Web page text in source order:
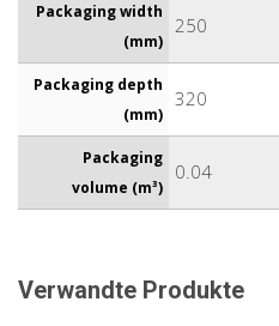
Packaging width
(mm)
250
Packaging depth
(mm)
320
Packaging
volume (m³)
0.04
Verwandte Produkte